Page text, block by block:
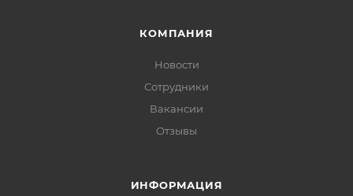
КОМПАНИЯ
Новости
Сотрудники
Вакансии
Отзывы
ИНФОРМАЦИЯ